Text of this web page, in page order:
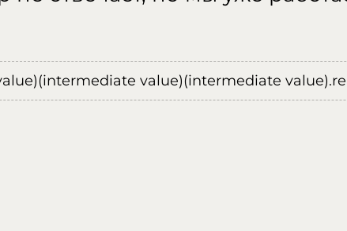
value)(intermediate